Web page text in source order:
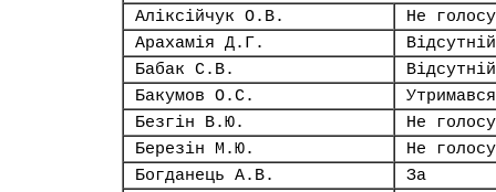
Аліксійчук О.В.
Не
Арахамія Д.Г.
Відсутній
Бабак С.В.
Відсутній
Бакумов О.С.
Утримався
Безгін В.Ю.
Не
Березін М.Ю.
Не
Богданець А.В.
За